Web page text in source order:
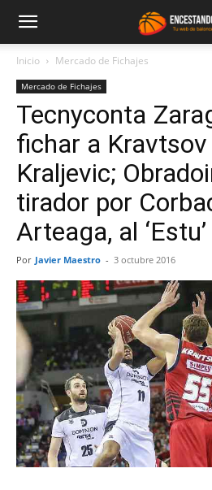
Inicio Mercado de Fichajes
Mercado de Fichajes
Tecnyconta
fichar a
Kraljevic;
tirador por
Arteaga, al ‘Estu’
Por Javier Maestro - 3 octubre 2016